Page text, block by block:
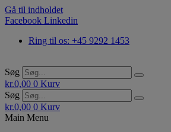
Gå til indholdet
Facebook Linkedin
Ring til os: +45 9292 1453
Søg
kr.0,00 0 Kurv
Søg
kr.0,00 0 Kurv
Main Menu